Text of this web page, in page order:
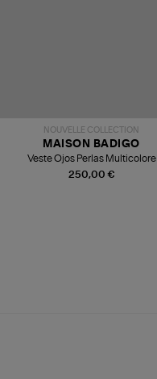
NOUVELLE COLLECTION
250,00 €
MAISON BADIGO
Veste Ojos Perlas Multicolore